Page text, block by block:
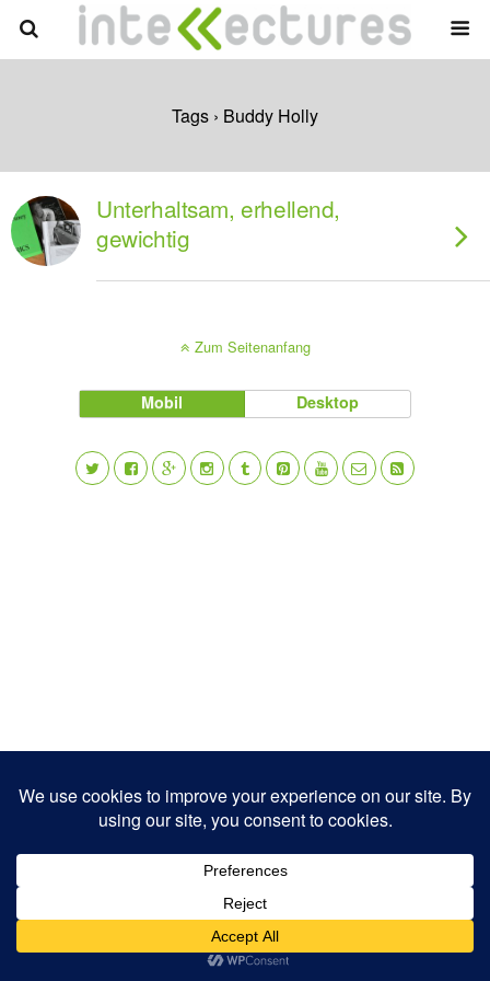
Tags › Buddy Holly
Unterhaltsam, erhellend,
gewichtig
Zum Seitenanfang
Mobil Desktop